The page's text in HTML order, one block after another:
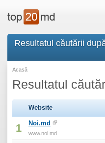
Resultatul căutării
Acasă
Resultatul
Website
1 Noi.md
www.noi.md